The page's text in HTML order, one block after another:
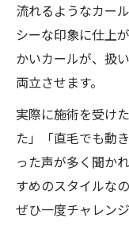
流れるようなカー
シーな印象に仕上
かいカールが、扱
両立させます。
実際に施術を受け
た」「直毛でも動
った声が多く聞か
すめのスタイルな
ぜひ一度チャレン